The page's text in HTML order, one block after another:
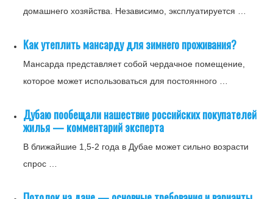
домашнего хозяйства. Независимо, эксплуатируется …
Как утеплить мансарду для зимнего проживания?
Мансарда представляет собой чердачное помещение,
которое может использоваться для постоянного …
Дубаю пообещали нашествие российских покупателей
жилья — комментарий эксперта
В ближайшие 1,5-2 года в Дубае может сильно возрасти
спрос …